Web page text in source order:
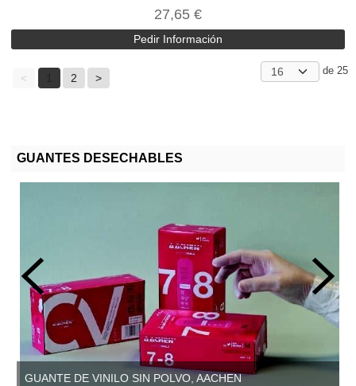
GUANTES DESECHABLES
GUANTE DE VINILO SIN POLVO, AACHEN
27,65 €
Pedir Información
< 2 >
de 25